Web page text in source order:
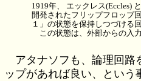
1919年、 エックレス(Eccles)
開発されたフリップフロップ
１」の状態を保持しつづける
この状態は、外部からの入
アタナソフも、論理回路
ップがあれば良い、とい